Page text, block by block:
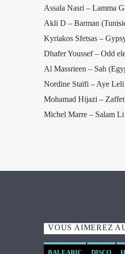
Assala Nasri – Lamma
Akli D – Barman
Kyriakos Sfetsas –
Dhafer Youssef – Odd
Al Massrieen – Sah
Nordine Staïfi – Aye
Mohamad Hijazi –
Michel Marre – Salam Li
VOUS AIMEREZ
BALEARIC DISCO